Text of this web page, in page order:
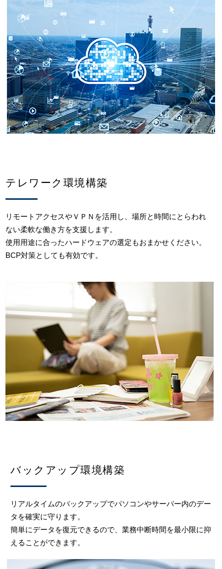
テレワーク環境構築
リモートアクセスやＶＰＮを活用し、場所と時間にとらわれ
ない柔軟な働き方を支援します。
使用用途に合ったハードウェアの選定もおまかせください。
BCP対策としても有効です。
バックアップ環境構築
リアルタイムのバックアップでパソコンやサーバー内のデー
タを確実に守ります。
簡単にデータを復元できるので、業務中断時間を最小限に抑
えることができます。